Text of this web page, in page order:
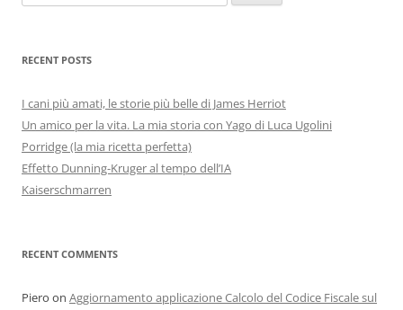
for:
RECENT POSTS
I cani più amati, le storie più belle di James Herriot
Un amico per la vita. La mia storia con Yago di Luca Ugolini
Porridge (la mia ricetta perfetta)
Effetto Dunning-Kruger al tempo dell’IA
Kaiserschmarren
RECENT COMMENTS
Piero on Aggiornamento applicazione Calcolo del Codice Fiscale sul